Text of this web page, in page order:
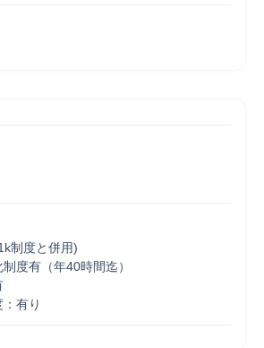
制度と併用)
度有（年40時間迄）
有り